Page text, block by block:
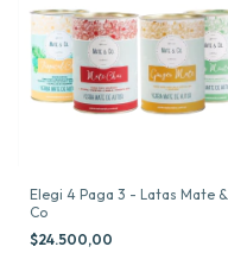
Elegi 4 Paga 3 - Latas Mate &
Co
$24.500,00